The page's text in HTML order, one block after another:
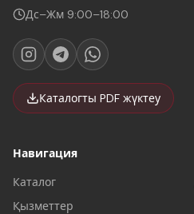
Дс–Жм 9:00–18:00
Каталогты PDF жүктеу
Навигация
Каталог
Қызметтер